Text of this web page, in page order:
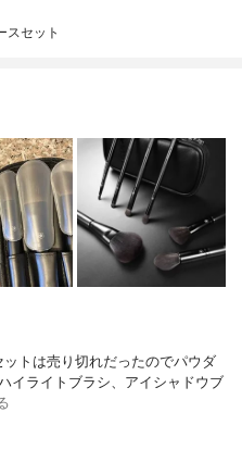
スセット
ットは売り切れだったのでパウダ
イライトブラシ、アイシャドウブ